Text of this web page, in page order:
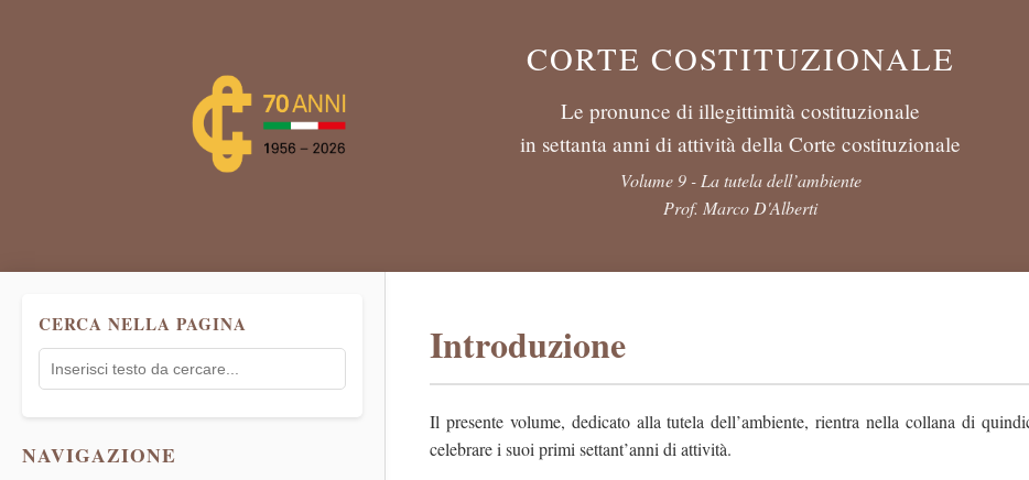
CORTE COSTITUZIONALE
Le pronunce di illegittimità costituzionale
in settanta anni di attività della Corte costituzionale
Volume 9 - La tutela dell’ambiente
Prof. Marco D'Alberti
CERCA NELLA PAGINA
NAVIGAZIONE
Introduzione
Il presente volume, dedicato alla tutela dell’ambiente, rientra nella collana di
celebrare i suoi primi settant’anni di attività.